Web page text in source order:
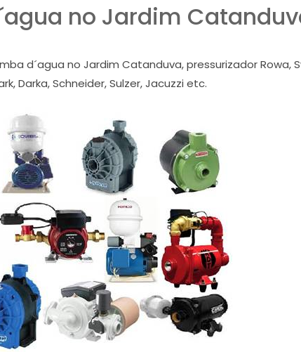
no Jardim
d´agua no Jardim Catanduva, pressurizador Rowa,
Darka, Schneider, Sulzer, Jacuzzi etc.